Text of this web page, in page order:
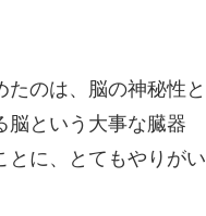
のは、脳の神秘性と
脳という大事な臓器
とに、とてもやりがい